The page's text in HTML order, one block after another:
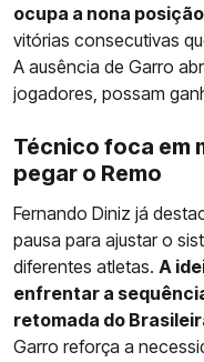
ocupa a nona
vitórias consecutivas
A ausência de Garro
jogadores, possam
Técnico foca em
pegar o Remo
Fernando Diniz já
pausa para ajustar o
diferentes atletas. A
enfrentar a
retomada do
Garro reforça a